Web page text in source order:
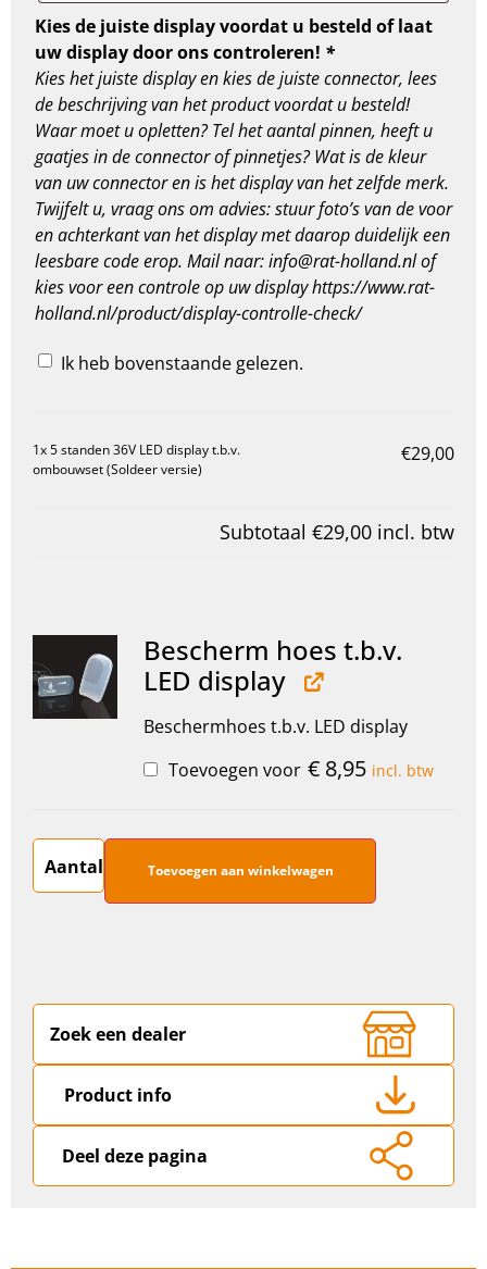
Kies de juiste display voordat u besteld of laat
uw display door ons controleren! *
Kies het juiste display en kies de juiste connector, lees
de beschrijving van het product voordat u besteld!
Waar moet u opletten? Tel het aantal pinnen, heeft u
gaatjes in de connector of pinnetjes? Wat is de kleur
van uw connector en is het display van het zelfde merk.
Twijfelt u, vraag ons om advies: stuur foto’s van de voor
en achterkant van het display met daarop duidelijk een
leesbare code erop. Mail naar: info@rat-holland.nl of
kies voor een controle op uw display https://www.rat-
holland.nl/product/display-controlle-check/
Ik heb bovenstaande gelezen.
1x5 standen 36V LED display t.b.v.
ombouwset (Soldeer versie)
€29,00
Subtotaal €29,00 incl. btw
Bescherm hoes t.b.v.
LED display
Beschermhoes t.b.v. LED display
Toevoegen voor € 8,95 incl. btw
Toevoegen aan winkelwagen
Zoek een dealer
Product info
Deel deze pagina